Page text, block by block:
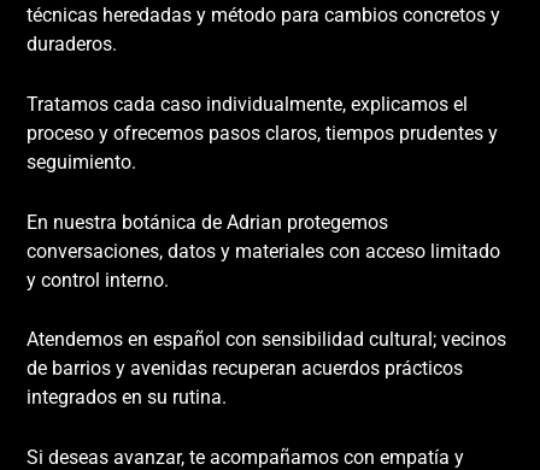
técnicas heredadas y método para cambios concretos y
duraderos.
Tratamos cada caso individualmente, explicamos el
proceso y ofrecemos pasos claros, tiempos prudentes y
seguimiento.
En nuestra botánica de Adrian protegemos
conversaciones, datos y materiales con acceso limitado
y control interno.
Atendemos en español con sensibilidad cultural; vecinos
de barrios y avenidas recuperan acuerdos prácticos
integrados en su rutina.
Si deseas avanzar, te acompañamos con empatía y